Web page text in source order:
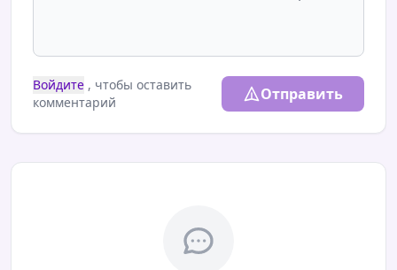
Войдите , чтобы оставить
комментарий
Отправить